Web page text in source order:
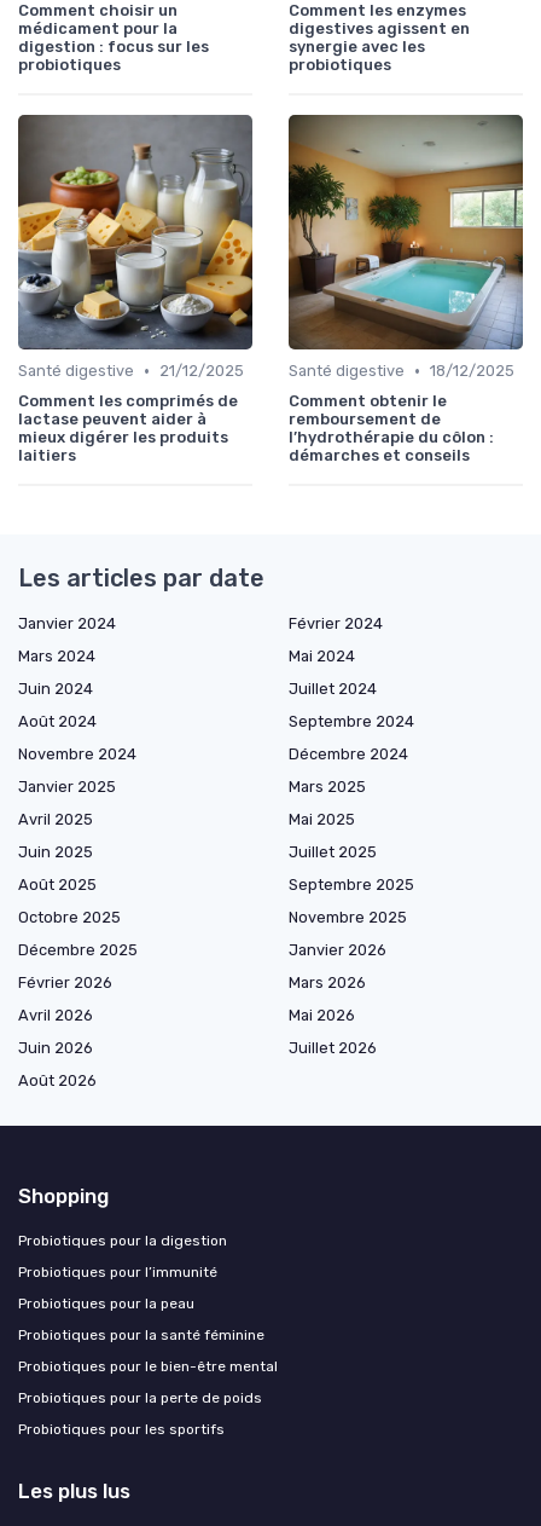
Comment choisir un
médicament pour la
digestion : focus sur les
probiotiques
Comment les enzymes
digestives agissent en
synergie avec les
probiotiques
Santé digestive •
21/12/2025
Comment les comprimés de
lactase peuvent aider à
mieux digérer les produits
laitiers
Santé digestive • 18/12/2025
Comment obtenir le
remboursement de
l’hydrothérapie du côlon :
démarches et conseils
Les articles par date
Janvier 2024
Février 2024
Mars 2024
Mai 2024
Juin 2024
Juillet 2024
Août 2024
Septembre 2024
Novembre 2024
Décembre 2024
Janvier 2025
Mars 2025
Avril 2025
Mai 2025
Juin 2025
Juillet 2025
Août 2025
Septembre 2025
Octobre 2025
Novembre 2025
Décembre 2025
Janvier 2026
Février 2026
Mars 2026
Avril 2026
Mai 2026
Juin 2026
Juillet 2026
Août 2026
Shopping
Probiotiques pour la digestion
Probiotiques pour l’immunité
Probiotiques pour la peau
Probiotiques pour la santé féminine
Probiotiques pour le bien-être mental
Probiotiques pour la perte de poids
Probiotiques pour les sportifs
Les plus lus